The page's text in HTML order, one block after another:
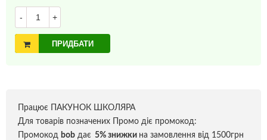
- +
ПРИДБАТИ
Працює ПАКУНОК ШКОЛЯРА
Для товарів позначених Промо діє промокод:
Промокод bob дає 5% знижки на замовлення від 1500грн